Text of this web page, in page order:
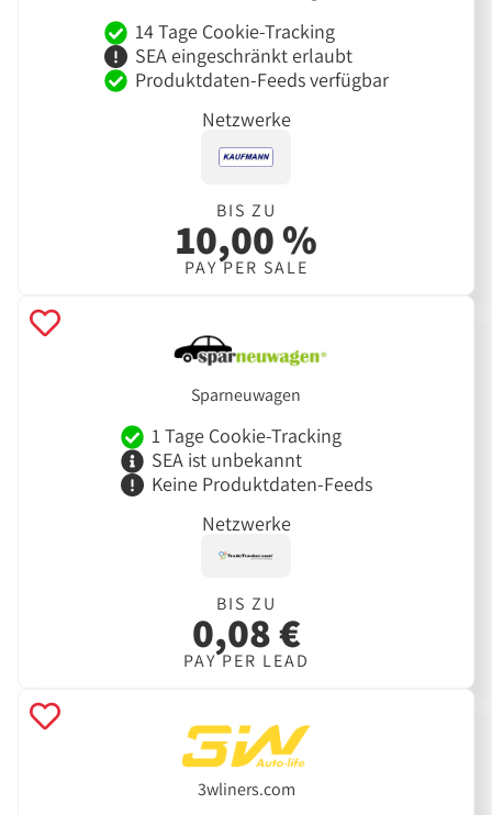
14 Tage Cookie-Tracking
SEA eingeschränkt erlaubt
Produktdaten-Feeds verfügbar
Netzwerke
BIS ZU
10,00 %
PAY PER SALE
Sparneuwagen
1 Tage Cookie-Tracking
SEA ist unbekannt
Keine Produktdaten-Feeds
Netzwerke
BIS ZU
0,08 €
PAY PER LEAD
3wliners.com